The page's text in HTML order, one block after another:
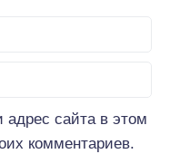
сайта в этом
комментариев.